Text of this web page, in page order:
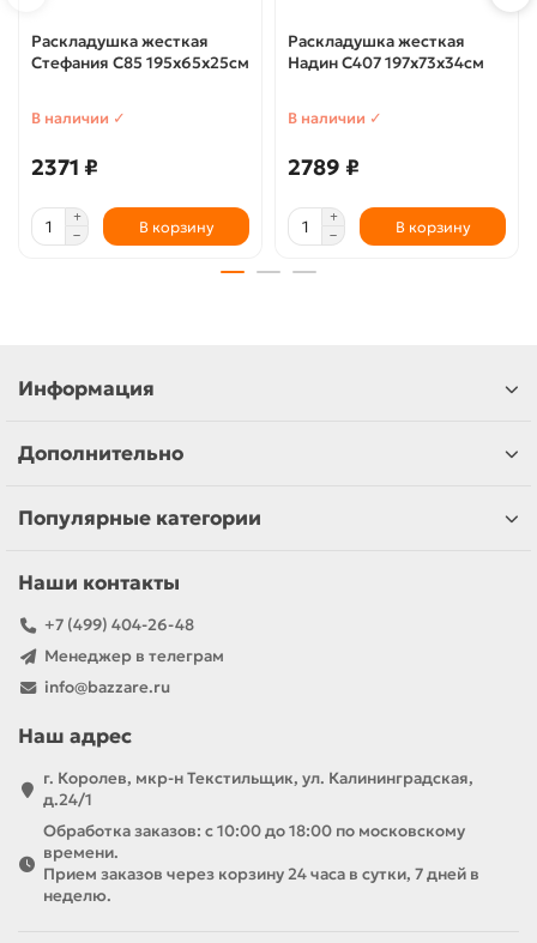
Раскладушка жесткая
Стефания С85 195х65х25см
В наличии ✓
2371 ₽
В корзину
Раскладушка жесткая
Надин С407 197х73х34см
В наличии ✓
2789 ₽
В корзину
Информация
Дополнительно
Популярные категории
Наши контакты
+7 (499) 404-26-48
Менеджер в телеграм
info@bazzare.ru
Наш адрес
г. Королев, мкр-н Текстильщик, ул. Калининградская,
д.24/1
Обработка заказов: с 10:00 до 18:00 по московскому
времени.
Прием заказов через корзину 24 часа в сутки, 7 дней в
неделю.